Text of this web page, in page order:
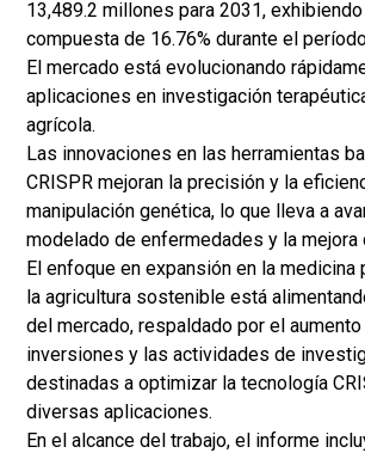
13,489.2 millones para 2031,
compuesta de 16.76% durante el
El mercado está evolucionando
aplicaciones en investigación
agrícola.
Las innovaciones en las herramientas
CRISPR mejoran la precisión y la
manipulación genética, lo que lleva a
modelado de enfermedades y la
El enfoque en expansión en la medicina
la agricultura sostenible está
del mercado, respaldado por el
inversiones y las actividades de
destinadas a optimizar la tecnología
diversas aplicaciones.
En el alcance del trabajo, el informe